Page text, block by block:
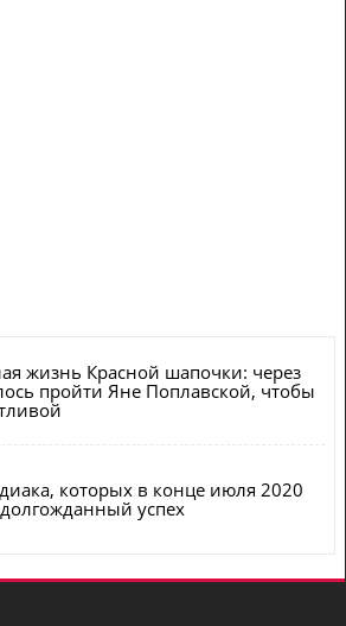
жизнь Красной шапочки: через
пройти Яне Поплавской, чтобы
которых в конце июля 2020
успех